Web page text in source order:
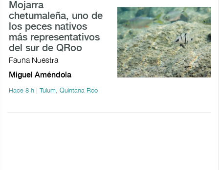
Mojarra
chetumaleña, uno de
los peces nativos
más representativos
del sur de QRoo
Fauna Nuestra
Miguel Améndola
Hace 8 h | Tulum, Quintana Roo